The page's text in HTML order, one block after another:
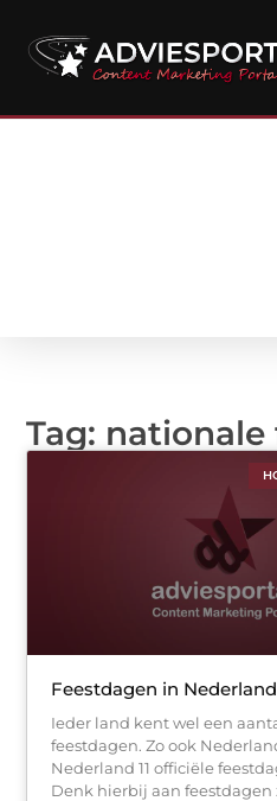
Tag:
Feestdagen in Nederland
Ieder land kent wel een
feestdagen. Zo ook
Nederland 11 officiële
Denk hierbij aan feestdagen